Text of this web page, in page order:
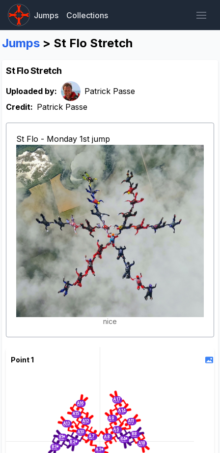
Jumps Collections
Jumps > St Flo Stretch
St Flo Stretch
Uploaded by:
Patrick Passe
Credit: Patrick Passe
St Flo - Monday 1st jump
nice
A3*
A7 A8
A10ROVERS Ron
A6 SIMON Jean
B2*
ROY Jean-Jacques
A9ROUYER Franck
B1*
A14QUIZY Blandine
B3*
A17
A15
B8
A12MAESTRONI Jean-Claude
B4*
GOEHRING Thomas
A16HEATH KELLY Maddy
A18BAGGIO Marion
A13VEJUX Alain
A11
Point 1